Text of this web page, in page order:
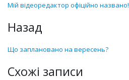
Мій відеоредактор офіційно названо!
Назад
Що заплановано на вересень?
Схожі записи